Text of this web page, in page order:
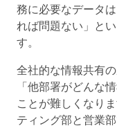
務に必要なデータ
れば問題ない」と
す。
全社的な情報共有
「他部署がどんな
ことが難しくなり
ティング部と営業